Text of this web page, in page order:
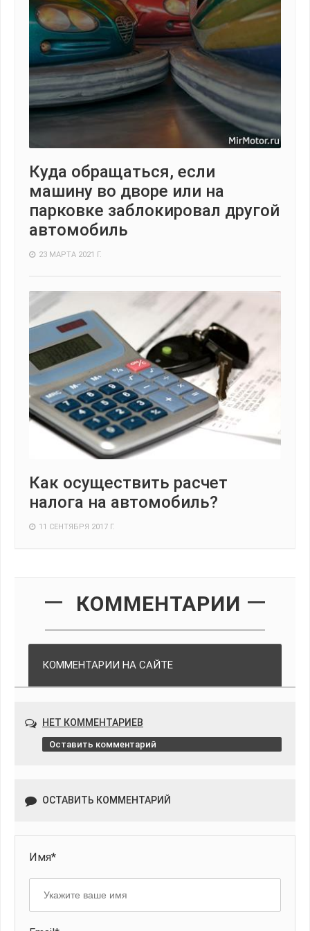
Куда обращаться, если
машину во дворе или на
парковке заблокировал другой
автомобиль
23 МАРТА 2021 Г.
Как осуществить расчет
налога на автомобиль?
11 СЕНТЯБРЯ 2017 Г.
КОММЕНТАРИИ
КОММЕНТАРИИ НА САЙТЕ
НЕТ КОММЕНТАРИЕВ
Оставить комментарий
ОСТАВИТЬ КОММЕНТАРИЙ
Имя*